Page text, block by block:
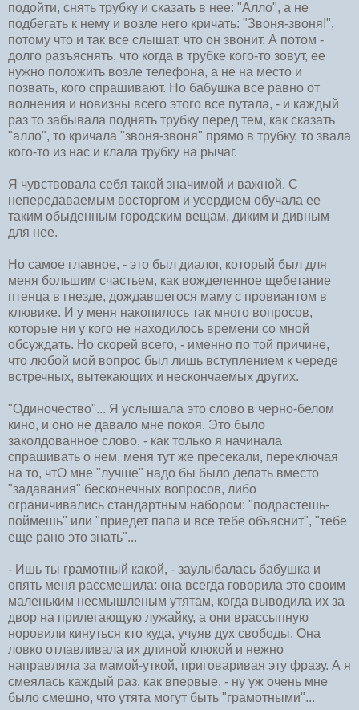
подойти, снять трубку и сказать в нее: "Алло", а не
подбегать к нему и возле него кричать: "Звоня-звоня!",
потому что и так все слышат, что он звонит. А потом -
долго разъяснять, что когда в трубке кого-то зовут, ее
нужно положить возле телефона, а не на место и
позвать, кого спрашивают. Но бабушка все равно от
волнения и новизны всего этого все путала, - и каждый
раз то забывала поднять трубку перед тем, как сказать
"алло", то кричала "звоня-звоня" прямо в трубку, то звала
кого-то из нас и клала трубку на рычаг.
Я чувствовала себя такой значимой и важной. С
непередаваемым восторгом и усердием обучала ее
таким обыденным городским вещам, диким и дивным
для нее.
Но самое главное, - это был диалог, который был для
меня большим счастьем, как вожделенное щебетание
птенца в гнезде, дождавшегося маму с провиантом в
клювике. И у меня накопилось так много вопросов,
которые ни у кого не находилось времени со мной
обсуждать. Но скорей всего, - именно по той причине,
что любой мой вопрос был лишь вступлением к череде
встречных, вытекающих и нескончаемых других.
"Одиночество"... Я услышала это слово в черно-белом
кино, и оно не давало мне покоя. Это было
заколдованное слово, - как только я начинала
спрашивать о нем, меня тут же пресекали, переключая
на то, чтО мне "лучше" надо бы было делать вместо
"задавания" бесконечных вопросов, либо
ограничивались стандартным набором: "подрастешь-
поймешь" или "приедет папа и все тебе объяснит", "тебе
еще рано это знать"...
- Ишь ты грамотный какой, - заулыбалась бабушка и
опять меня рассмешила: она всегда говорила это своим
маленьким несмышленым утятам, когда выводила их за
двор на прилегающую лужайку, а они врассыпную
норовили кинуться кто куда, учуяв дух свободы. Она
ловко отлавливала их длиной клюкой и нежно
направляла за мамой-уткой, приговаривая эту фразу. А я
смеялась каждый раз, как впервые, - ну уж очень мне
было смешно, что утята могут быть "грамотными"...